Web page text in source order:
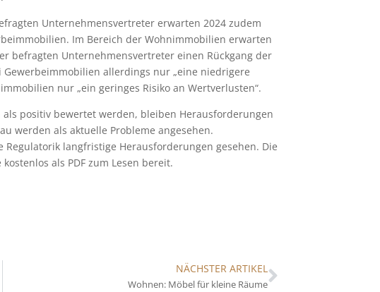
Unternehmensvertreter erwarten 2024 zudem
Im Bereich der Wohnimmobilien erwarten
befragten Unternehmensvertreter einen Rückgang der
allerdings nur „eine niedrigere
nur „ein geringes Risiko an Wertverlusten“.
positiv bewertet werden, bleiben Herausforderungen
werden als aktuelle Probleme angesehen.
langfristige Herausforderungen gesehen. Die
als PDF zum Lesen bereit.
NÄCHSTER ARTIKEL
Wohnen: Möbel für kleine Räume